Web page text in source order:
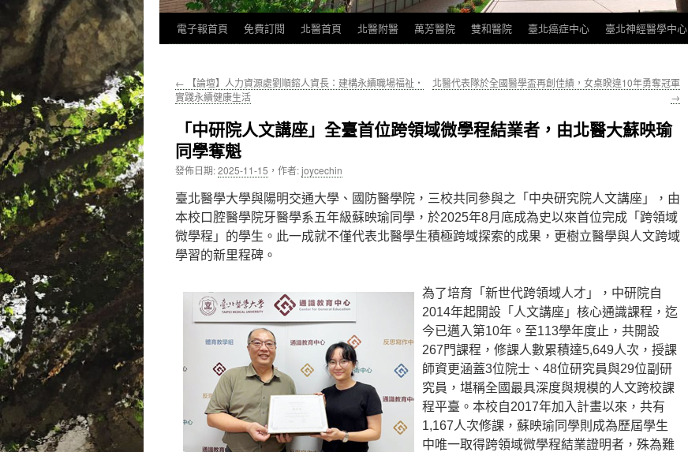
跳
主
內
容
電子報首頁 免費訂閱 北醫首頁 北醫附醫 萬芳醫院 雙和醫院 臺北癌症中心 臺北神經醫學中心
← 【論壇】人力資源處劉順鎔人資長：建構永續職場福祉‧
實踐永續健康生活
北醫代表隊於全國醫學盃再創佳績，女桌睽違10年勇奪冠軍
→
「中研院人文講座」全臺首位跨領域微學程結業者，由北醫大蘇映瑜
同學奪魁
發佈日期:2025-11-15 ， 作者:joycechin
臺北醫學大學與陽明交通大學、國防醫學院，三校共同參與之「中央研究院人文講座」，由
本校口腔醫學院牙醫學系五年級蘇映瑜同學，於2025年8月底成為史以來首位完成「跨領域
微學程」的學生。此一成就不僅代表北醫學生積極跨域探索的成果，更樹立醫學與人文跨域
學習的新里程碑。
為了培育「新世代跨領域人才」，中研院自
2014年起開設「人文講座」核心通識課程，迄
今已邁入第10年。至113學年度止，共開設
267門課程，修課人數累積達5,649人次，授課
師資更涵蓋3位院士、48位研究員與29位副研
究員，堪稱全國最具深度與規模的人文跨校課
程平臺。本校自2017年加入計畫以來，共有
1,167人次修課，蘇映瑜同學則成為歷屆學生
中唯一取得跨領域微學程結業證明者，殊為難